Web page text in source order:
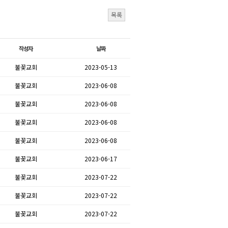
목록
작성자 날짜
불꽃교회 2023-05-13
불꽃교회 2023-06-08
불꽃교회 2023-06-08
불꽃교회 2023-06-08
불꽃교회 2023-06-08
불꽃교회 2023-06-17
불꽃교회 2023-07-22
불꽃교회 2023-07-22
불꽃교회 2023-07-22